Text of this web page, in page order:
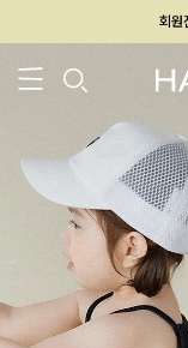
26SS 신상 BEST